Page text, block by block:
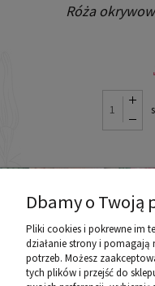
Róża
poznaj
Dbamy o Twoją
Pliki cookies i pokrewne im
działanie strony i
potrzeb. Możesz
tych plików i przejść do